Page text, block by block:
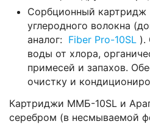
Сорбционный картридж
углеродного волокна
аналог: Fiber Pro-10SL ).
воды от хлора,
примесей и запахов.
очистку и
Картриджи ММБ-10SL и
серебром (в несмываемой